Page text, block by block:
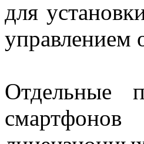
для
управлением
Отдельные